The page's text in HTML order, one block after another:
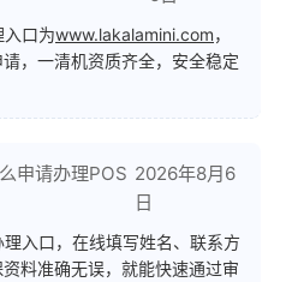
口为www.lakalamini.com，
，一清机资质齐全，安全稳定
申请办理POS 2026年8月6
日
入口，在线填写姓名、联系方
料准确无误，就能快速通过审